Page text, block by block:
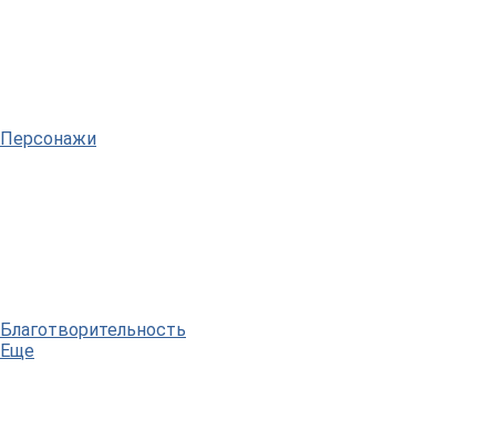
Персонажи
Благотворительность
Еще